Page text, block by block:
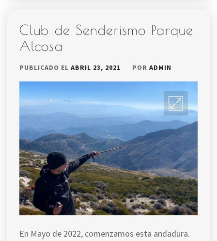
Club de Senderismo Parque
Alcosa
PUBLICADO EL ABRIL 23, 2021 POR ADMIN
En Mayo de 2022, comenzamos esta andadura.